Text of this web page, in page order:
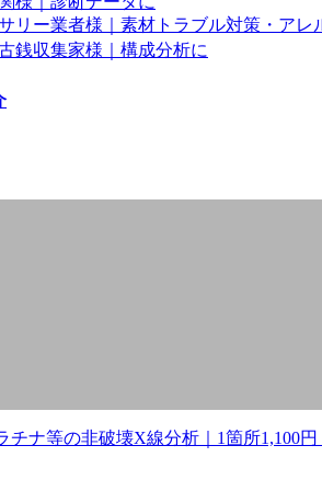
リー業者様｜素材トラブル対策・アレ
銭収集家様｜構成分析に
チナ等の非破壊X線分析｜1箇所1,100